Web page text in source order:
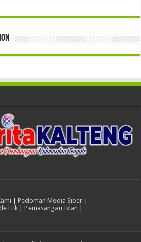
| Pedoman Media Siber |
Etik| Pemasangan Iklan |